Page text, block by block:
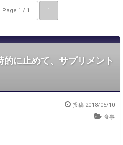
Page 1 / 1 1
に止めて、サプリメント
投稿 2018/05/10
食事